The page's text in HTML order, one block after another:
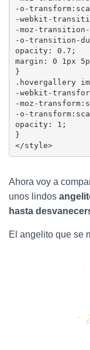
-o-
-webkit-
-moz-
-o-transition-
opacity: 0.7;
margin: 0 1px
}
.hovergallery
-webkit-
-moz-
-o-
opacity: 1;
}
</style>
Ahora voy a
unos lindos
hasta
El angelito que se